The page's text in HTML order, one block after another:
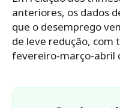
anteriores, os dados
que o desemprego
de leve redução, com
fevereiro-março-abril